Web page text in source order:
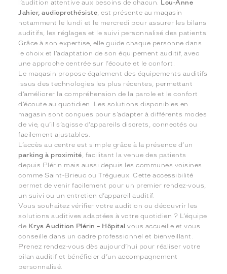
l’audition attentive aux besoins de chacun.
Lou-Anne
Jahier, audioprothésiste , est présente au magasin
notamment le lundi et le mercredi pour assurer les bilans
auditifs, les réglages et le suivi personnalisé des patients.
Grâce à son expertise, elle guide chaque personne dans
le choix et l’adaptation de son équipement auditif, avec
une approche centrée sur l’écoute et le confort.
Le magasin propose également des équipements auditifs
issus des technologies les plus récentes, permettant
d’améliorer la compréhension de la parole et le confort
d’écoute au quotidien. Les solutions disponibles en
magasin sont conçues pour s’adapter à différents modes
de vie, qu’il s’agisse d’appareils discrets, connectés ou
facilement ajustables.
L’accès au centre est simple grâce à la présence d’un
parking à proximité , facilitant la venue des patients
depuis Plérin mais aussi depuis les communes voisines
comme Saint-Brieuc ou Trégueux. Cette accessibilité
permet de venir facilement pour un premier rendez-vous,
un suivi ou un entretien d’appareil auditif.
Vous souhaitez vérifier votre audition ou découvrir les
solutions auditives adaptées à votre quotidien ? L’équipe
de Krys Audition Plérin – Hôpital vous accueille et vous
conseille dans un cadre professionnel et bienveillant.
Prenez rendez-vous dès aujourd’hui pour réaliser votre
bilan auditif et bénéficier d’un accompagnement
personnalisé.